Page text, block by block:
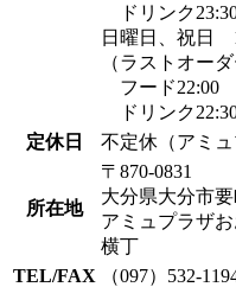
ドリンク23:30
日曜日、祝日
（ラストオー
フード22:00
ドリンク22:30
定休日
不定休（アミュ
所在地
〒870-0831
大分県大分市要
アミュプラザ
横丁
TEL/FAX
（097）532-